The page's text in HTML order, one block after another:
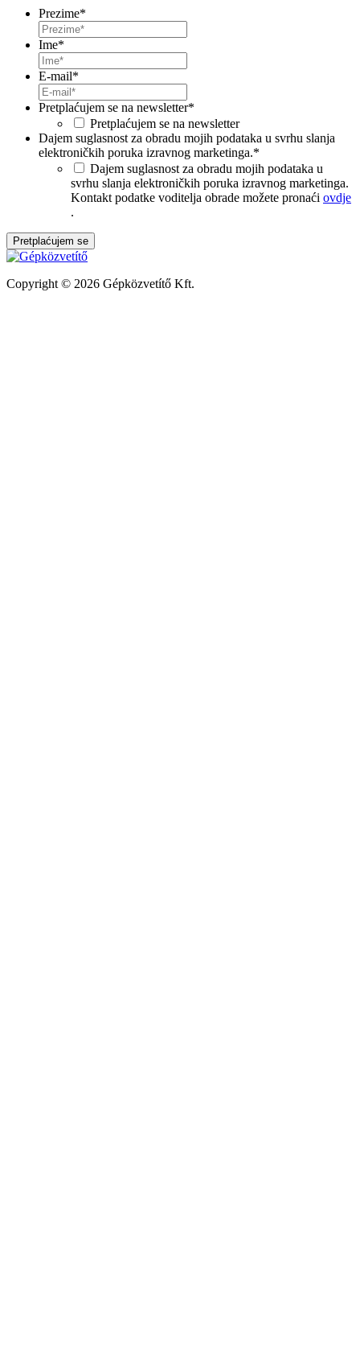
Prezime*
Ime*
E-mail*
Pretplaćujem se na newsletter*
Pretplaćujem se na newsletter
Dajem suglasnost za obradu mojih podataka u svrhu slanja
elektroničkih poruka izravnog marketinga.*
Dajem suglasnost za obradu mojih podataka u
svrhu slanja elektroničkih poruka izravnog marketinga.
Kontakt podatke voditelja obrade možete pronaći ovdje
.
Copyright © 2026 Gépközvetítő Kft.